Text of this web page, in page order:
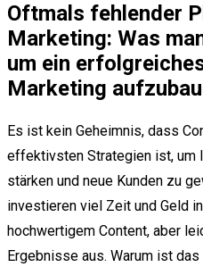
Oftmals fehlender
Marketing: Was
um ein
Marketing
Es ist kein Geheimnis, dass
effektivsten Strategien ist, um
stärken und neue Kunden zu
investieren viel Zeit und Geld
hochwertigem Content, aber
Ergebnisse aus. Warum ist